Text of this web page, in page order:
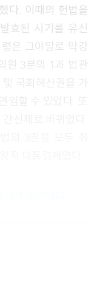
다. 이때의 헌법을
효된 시기를 유신
은 그야말로 막강
원 3분의 1과 법관